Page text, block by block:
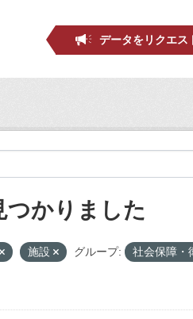
データをリクエス
つかりました
施設 グループ: 社会保障・